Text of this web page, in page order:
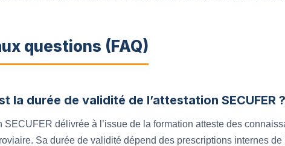
questions (FAQ)
la durée de validité de l’attestation SECUFER ?
SECUFER délivrée à l’issue de la formation atteste des
Sa durée de validité dépend des prescriptions internes